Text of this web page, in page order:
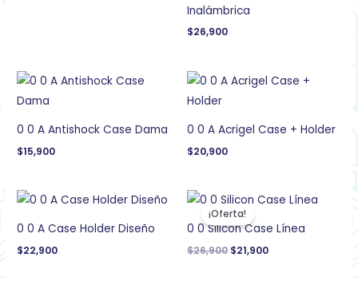
Inalámbrica
$26,900
0 0 A Antishock Case Dama
$15,900
0 0 A Acrigel Case + Holder
$20,900
0 0 A Case Holder Diseño
$22,900
¡Oferta!
0 0 Silicon Case Línea
$26,900
El
precio
original
era:
$26,900.
$21,900
El
precio
actual
es:
$21,900.